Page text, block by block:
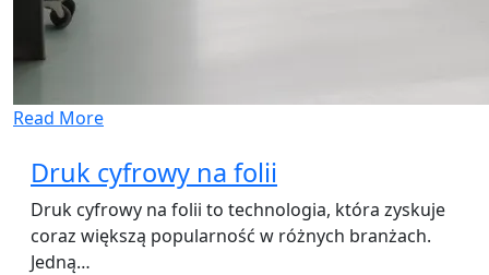
Read More
Druk cyfrowy na folii
Druk cyfrowy na folii to technologia, która zyskuje
coraz większą popularność w różnych branżach.
Jedną…